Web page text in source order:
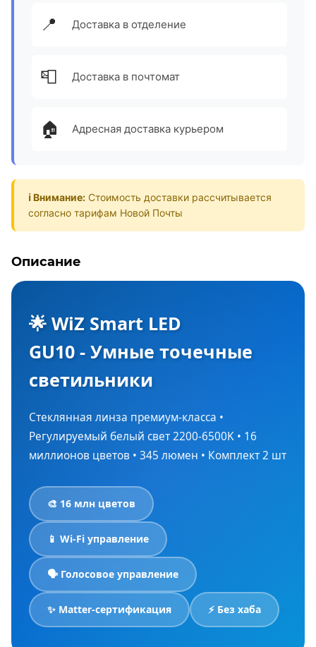
📍 Доставка в отделение
📮 Доставка в почтомат
🏠 Адресная доставка курьером
ℹ️ Внимание: Стоимость доставки рассчитывается
согласно тарифам Новой Почты
Описание
🌟 WiZ Smart LED
GU10 - Умные точечные
светильники
Стеклянная линза премиум-класса •
Регулируемый белый свет 2200-6500K • 16
миллионов цветов • 345 люмен • Комплект 2 шт
🎨 16 млн цветов
📱 Wi-Fi управление
🗣️ Голосовое управление
✨ Matter-сертификация ⚡ Без хаба